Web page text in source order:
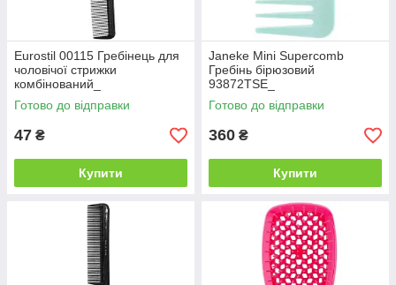
Eurostil 00115 Гребінець для
чоловічої стрижки
комбінований_
Готово до відправки
47 ₴
Купити
Janeke Mini Supercomb
Гребінь бірюзовий
93872TSE_
Готово до відправки
360 ₴
Купити